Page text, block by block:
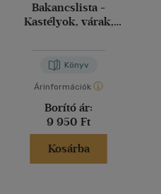
Bakancslista -
Kastélyok, várak,
Könyv
Árinformációk
Borító ár:
9 950 Ft
Kosárba